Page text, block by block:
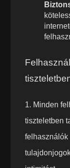
1. Minden
tiszteletben